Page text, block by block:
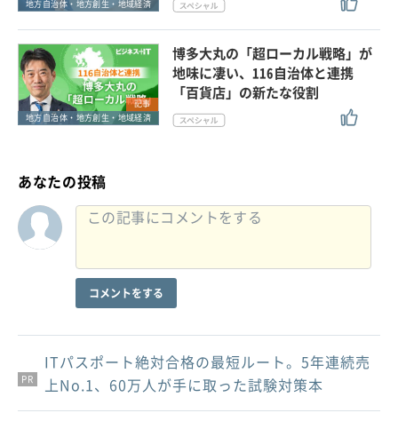
地方自治体・地方創生・地域経済
記事
地方自治体・地方創生・地域経済
博多大丸の「超ローカル戦略」が
地味に凄い、116自治体と連携
「百貨店」の新たな役割
あなたの投稿
コメントをする
PR
PR
PR
ITパスポート絶対合格の最短ルート。5年連続売
上No.1、60万人が手に取った試験対策本